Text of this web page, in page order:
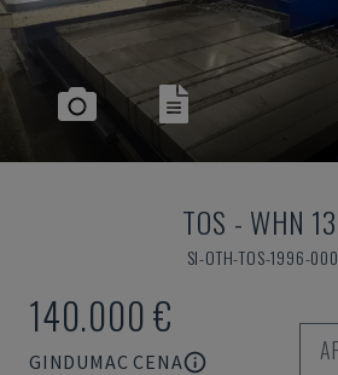
TOS - WHN
SI-OTH-TOS-1996-
140.000 €
GINDUMAC CENA